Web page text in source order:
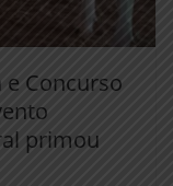
e Concurso
primou